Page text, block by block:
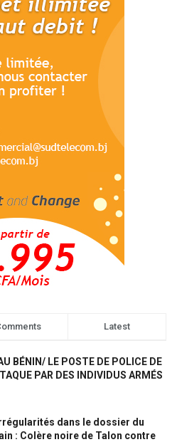
Latest
BÉNIN/ LE POSTE DE POLICE DE
PAR DES INDIVIDUS ARMÉS
dans le dossier du
: Colère noire de Talon contre